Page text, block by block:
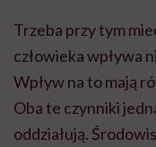
Trzeba przy tym
człowieka wpływa
Wpływ na to mają ró
Oba te czynniki
oddziałują.